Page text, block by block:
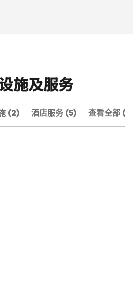
施及服务
(2) 酒店服务 (5) 查看全部